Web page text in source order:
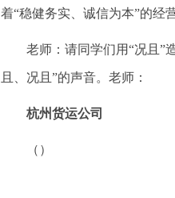
着“稳健务实、诚信为本”的经
老师：请同学们用“况且”
且、况且”的声音。老师：
杭州货运公司
（）